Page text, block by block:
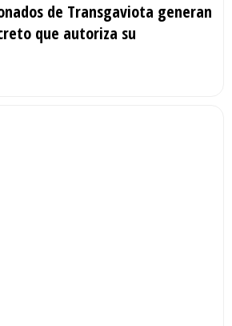
de Transgaviota generan
que autoriza su